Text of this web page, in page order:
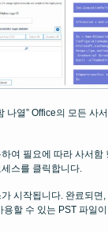
나열” Office의 모든 사
여 필요에 따라 사서함
스를 클릭합니다.
시작됩니다. 완료되면,
할 수 있는 PST 파일이